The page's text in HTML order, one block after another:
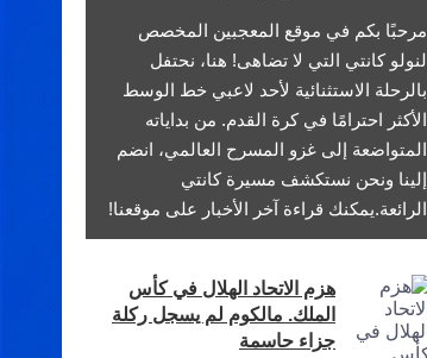
مرحبًا بكم في موقع المعجبين المخصص
لنولو كانتي التي لا تضاهى! هنا، نحتفل
بالرحلة الاستثنائية لأحد لاعبي خط الوسط
الأكثر احترامًا في كرة القدم. من بداياته
المتواضعة إلى غزو المسرح العالمي، انضم
إلينا ونحن نستكشف مسيرة كانتي
الرائعة.يمكنك قراءة آخر الأخبار على موقعنا!
هزم الاتحاد الهلال في كأس
الملك. مالكوم لم يسجل ركلة
جزاء حاسمة